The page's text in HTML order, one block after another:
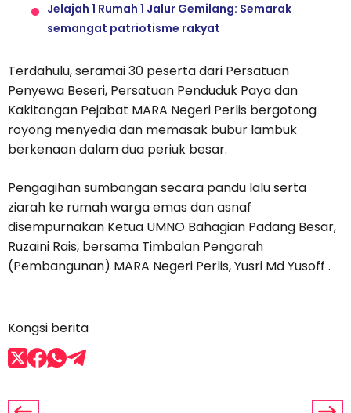
Jelajah 1 Rumah 1 Jalur Gemilang: Semarak
semangat patriotisme rakyat
Terdahulu, seramai 30 peserta dari Persatuan
Penyewa Beseri, Persatuan Penduduk Paya dan
Kakitangan Pejabat MARA Negeri Perlis bergotong
royong menyedia dan memasak bubur lambuk
berkenaan dalam dua periuk besar.
Pengagihan sumbangan secara pandu lalu serta
ziarah ke rumah warga emas dan asnaf
disempurnakan Ketua UMNO Bahagian Padang Besar,
Ruzaini Rais, bersama Timbalan Pengarah
(Pembangunan) MARA Negeri Perlis, Yusri Md Yusoff .
Kongsi berita